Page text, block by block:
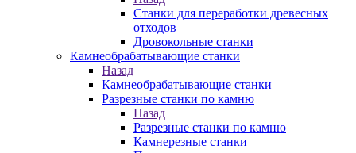
Станки для переработки древесных
отходов
Дровокольные станки
Камнеобрабатывающие станки
Назад
Камнеобрабатывающие станки
Разрезные станки по камню
Назад
Разрезные станки по камню
Камнерезные станки